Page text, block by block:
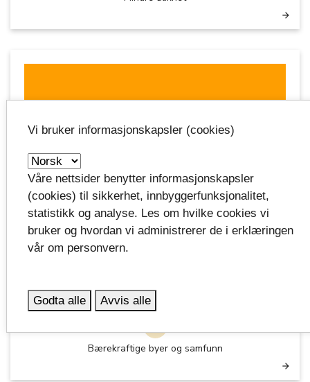
arrow_forward
Bærekraftige byer og samfunn
arrow_forward
Vi bruker informasjonskapsler (cookies)
Våre nettsider benytter informasjonskapsler
(cookies) til sikkerhet, innbyggerfunksjonalitet,
statistikk og analyse. Les om hvilke cookies vi
bruker og hvordan vi administrerer de i erklæringen
vår om personvern.
Godta alle Avvis alle